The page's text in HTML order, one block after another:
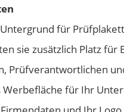
für
sie zusätzlich Platz
Prüfverantwortlichen
für Ihr